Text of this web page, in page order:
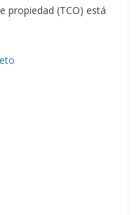
propiedad (TCO) está